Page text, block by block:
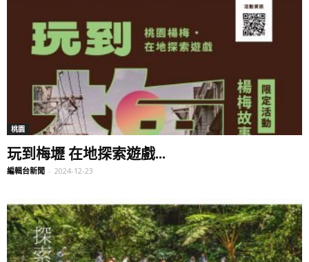
桃園
玩到梅壢 在地探索遊戲...
編輯台新聞 - 2024-12-23